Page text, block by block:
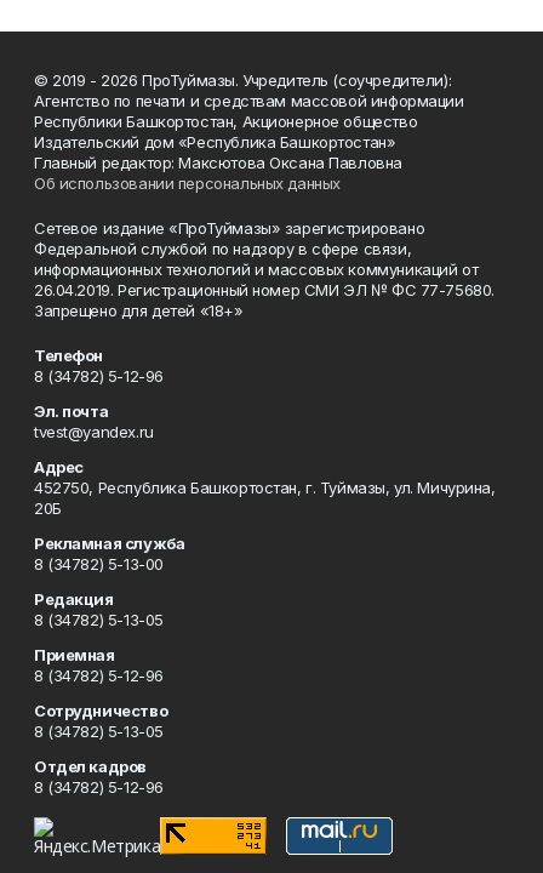
© 2019 - 2026 ПроТуймазы. Учредитель (соучредители):
Агентство по печати и средствам массовой информации
Республики Башкортостан, Акционерное общество
Издательский дом «Республика Башкортостан»
Главный редактор: Максютова Оксана Павловна
Об использовании персональных данных
Сетевое издание «ПроТуймазы» зарегистрировано
Федеральной службой по надзору в сфере связи,
информационных технологий и массовых коммуникаций от
26.04.2019. Регистрационный номер СМИ ЭЛ № ФС 77-75680.
Запрещено для детей «18+»
Телефон
8 (34782) 5-12-96
Эл. почта
tvest@yandex.ru
Адрес
452750, Республика Башкортостан, г. Туймазы, ул. Мичурина,
20Б
Рекламная служба
8 (34782) 5-13-00
Редакция
8 (34782) 5-13-05
Приемная
8 (34782) 5-12-96
Сотрудничество
8 (34782) 5-13-05
Отдел кадров
8 (34782) 5-12-96